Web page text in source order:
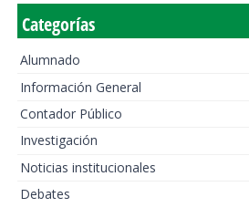
Categorías
Alumnado
Información General
Contador Público
Investigación
Noticias institucionales
Debates